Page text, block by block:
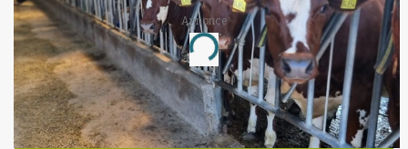
Annonce
Loading...
Jobs